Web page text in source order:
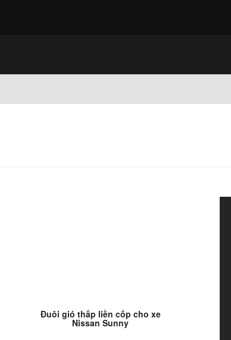
Đuôi gió thấp liền cốp cho xe
Nissan Sunny